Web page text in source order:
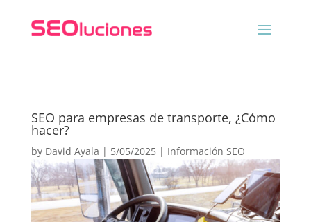
SEO para empresas de transporte, ¿Cómo
hacer?
by David Ayala | 5/05/2025| Información SEO